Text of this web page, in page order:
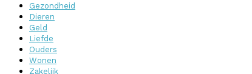
Gezondheid
Dieren
Geld
Liefde
Ouders
Wonen
Zakelijk